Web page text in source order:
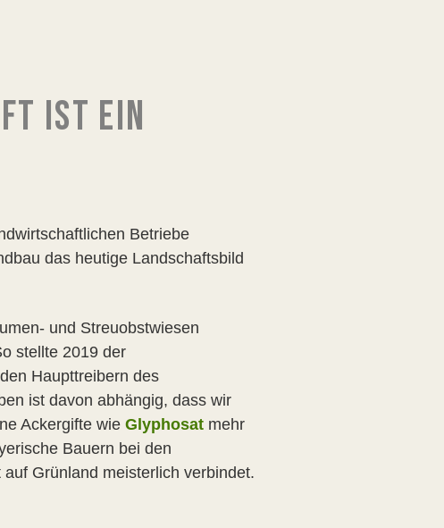
IST EIN
Betriebe
das heutige Landschaftsbild
und Streuobstwiesen
stellte 2019 der
Haupttreibern des
ist davon abhängig, dass wir
Ackergifte wie Glyphosat mehr
Bauern bei den
Grünland meisterlich verbindet.